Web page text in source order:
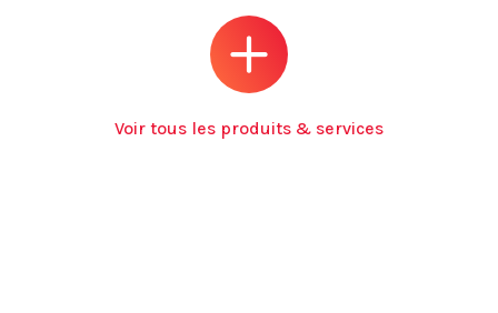
Voir tous les produits & services